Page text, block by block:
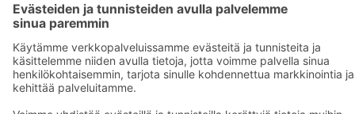
Yhteishyvä Ruoka -sovellus
S-ostoslista -sovellus
Prisma.fi
Sokos.fi
S-Pankki